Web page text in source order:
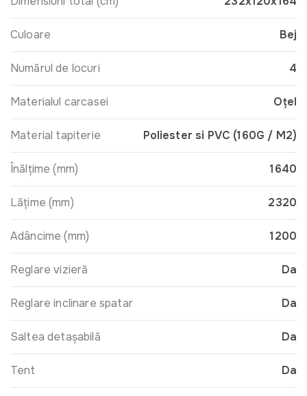
Culoare Bej
Numărul de locuri 4
Materialul carcasei Oțel
Material tapiterie Poliester si PVC (160G / M2)
Înălţime (mm) 1640
Lăţime (mm) 2320
Adâncime (mm) 1200
Reglare vizieră Da
Reglare inclinare spatar Da
Saltea detașabilă Da
Tent Da